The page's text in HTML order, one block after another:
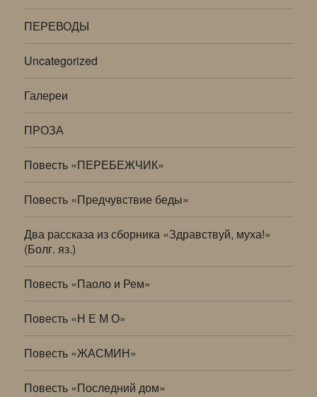
ПЕРЕВОДЫ
Uncategorized
Галереи
ПРОЗА
Повесть «ПЕРЕБЕЖЧИК»
Повесть «Предчувствие беды»
Два рассказа из сборника «Здравствуй, муха!»
(Болг. яз.)
Повесть «Паоло и Рем»
Повесть «Н Е М О»
Повесть «ЖАСМИН»
Повесть «Последний дом»